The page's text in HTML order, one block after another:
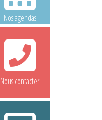
Nos agendas
Nous contacter